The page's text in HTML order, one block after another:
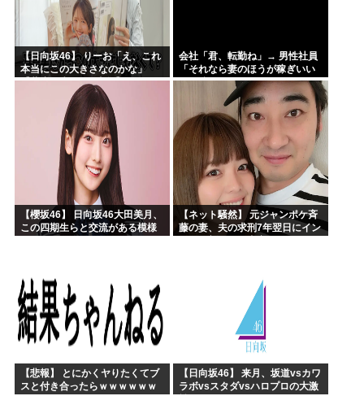
【日向坂46】 りーお「え、これ
本当にこの大きさなのかな」
【藤嶌果歩 1st写真集】
会社「君、転勤ね」→ 男性社員
「それなら妻のほうが稼ぎいい
んで辞めます」⇒ 結果・・・
【櫻坂46】 日向坂46大田美月、
この四期生らと交流がある模様
【ネット騒然】 元ジャンポケ斉
藤の妻、夫の求刑7年翌日にイン
【悲報】 とにかくヤりたくてブ
スと付き合ったらｗｗｗｗｗｗ
【日向坂46】 来月、坂道vsカワ
ラボvsスタダvsハロプロの大激